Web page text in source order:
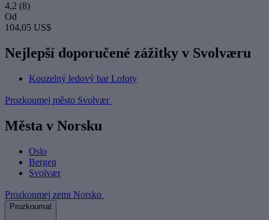
4,2 (8)
Od
104,05 US$
Nejlepší doporučené zážitky v Svolværu
Kouzelný ledový bar Lofoty
Prozkoumej město Svolvær
Města v Norsku
Oslo
Bergen
Svolvær
Prozkoumej zemi Norsko
Prozkoumat